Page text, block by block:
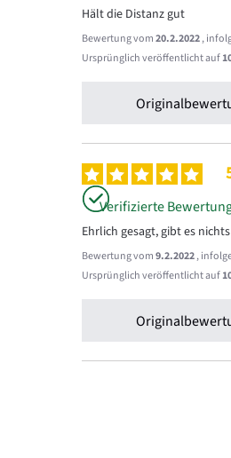
Hält die Distanz gut
Bewertung vom20.2.2022,
Ursprünglich veröffentlicht auf
Verifizierte
Ehrlich gesagt, gibt es
Bewertung vom9.2.2022,
Ursprünglich veröffentlicht auf